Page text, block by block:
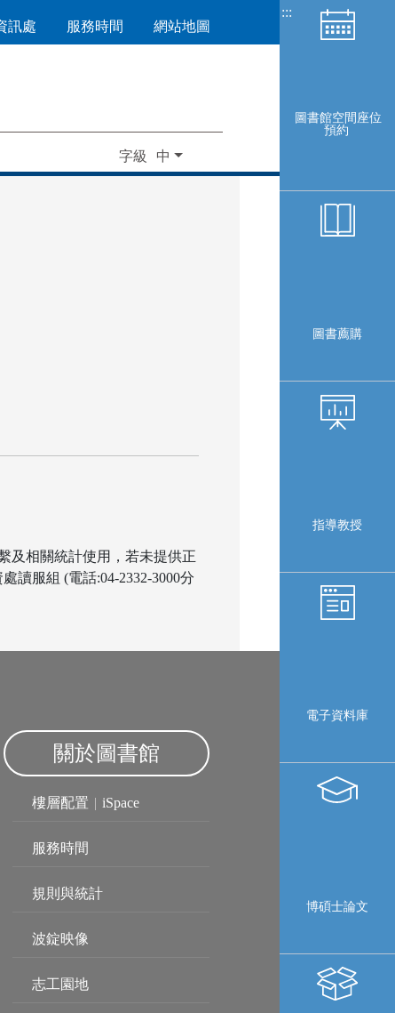
訊處 服務時間 網站地圖
字級
:::
圖書館空間座位
預約
圖書薦購
指導教授
電子資料庫
博碩士論文
及相關統計使用，若未提供正
讀服組 (電話:04-2332-3000分
關於圖書館
樓層配置 | iSpace
服務時間
規則與統計
波錠映像
志工園地